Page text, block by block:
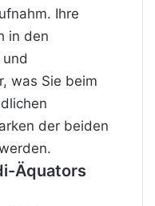
Ihre
in den
was Sie beim
der beiden
Äquators